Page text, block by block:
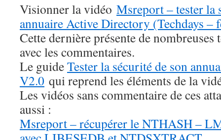
Visionner la vidéo Msreport – tester la
annuaire Active Directory (Techdays –
Cette dernière présente de nombreuses
avec les commentaires.
Le guideTester la sécurité de son
V2.0 qui reprend les éléments de la
Les vidéos sans commentaire de ces
aussi :
Msreport – récupérer le NTHASH –